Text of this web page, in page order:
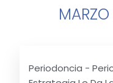
Periodoncia -